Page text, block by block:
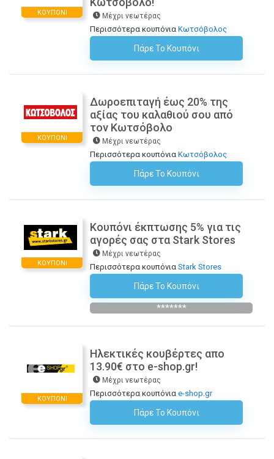
ΚΟΥΠΌΝΙ Μέχρι νεωτέρας
Περισσότερα κουπόνια Κωτσόβολος
Πάρε Το Κουπόνι
ΚΟΥΠΌΝΙ
Δωροεπιταγή έως 20% της
αξίας του καλαθιού σου από
τον Κωτσόβολο
Μέχρι νεωτέρας
Περισσότερα κουπόνια Κωτσόβολος
Πάρε Το Κουπόνι
ΚΟΥΠΌΝΙ
Κουπόνι έκπτωσης 5% για τις
αγορές σας στα Stark Stores
Μέχρι νεωτέρας
Περισσότερα κουπόνια Stark Stores
Πάρε Το Κουπόνι
Εγγραφείτε Στο Newsletter
*******
ΚΟΥΠΌΝΙ
Ηλεκτικές κουβέρτες απο
13.90€ στο e-shop.gr!
Μέχρι νεωτέρας
Περισσότερα κουπόνια e-shop.gr
Πάρε Το Κουπόνι